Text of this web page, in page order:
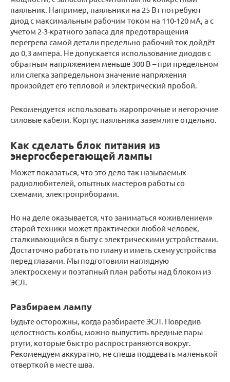
паяльник. Например, паяльники на 25 Вт потребуют
диод с максимальным рабочим током на 110-120 мА, а с
учетом 2-3-кратного запаса для предотвращения
перегрева самой детали предельно рабочий ток дойдёт
до 0,3 ампера. Не допускается использование диодов с
обратным напряжением меньше 300 В – при предельном
или слегка запредельном значение напряжения
произойдет его тепловой и электрический пробой.
Рекомендуется использовать жаропрочные и негорючие
силовые кабели. Корпус паяльника заземлите отдельно.
Как сделать блок питания из
энергосберегающей лампы
Может показаться, что это дело так называемых
радиолюбителей, опытных мастеров работы со
схемами, электроприборами.
Но на деле оказывается, что заниматься «оживлением»
старой техники может практически любой человек,
сталкивающийся в быту с электрическими устройствами.
Достаточно работать по плану и иметь схему устройства
перед глазами. Мы подготовили наглядную
электросхему и поэтапный план работы над блоком из
ЭСЛ.
Разбираем лампу
Будьте осторожны, когда разбираете ЭСЛ. Повредив
целостность колбы, можно выпустить вредные пары
ртути, которые быстро распространяются вокруг.
Рекомендуем аккуратно, не спеша поддевать маленькой
отверткой в месте шва.